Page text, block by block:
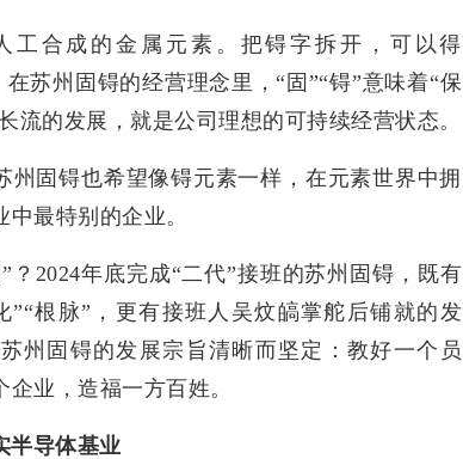
工合成的金属元素。把锝字拆开，可以得
在苏州固锝的经营理念里，“固”“锝”意味着“保
流的发展，就是公司理想的可持续经营状态。
州固锝也希望像锝元素一样，在元素世界中拥
最特别的企业。
？2024年底完成“二代”接班的苏州固锝，既有
”“根脉”，更有接班人吴炆皜掌舵后铺就的发
州固锝的发展宗旨清晰而坚定：教好一个员
业，造福一方百姓。
半导体基业